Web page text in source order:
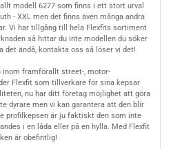
modell 6277 som finns i ett stort urval
- XXL men det finns även många andra
Vi har tillgång till hela Flexfits sortiment
så hittar du inte modellen du söker
det ändå, kontakta oss så löser vi det!
inom framförallt street-, motor-
Flexfit som tillverkare för sina kepsar
nu har ditt företag möjlighet att göra
dyrare men vi kan garantera att den blir
profilkepsen är ju faktiskt den som inte
i en låda eller på en hylla. Med Flexfit
är obefintlig!